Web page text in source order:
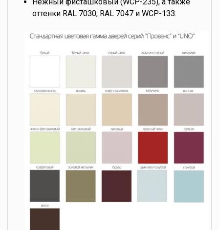
оттенки RAL 7030, RAL 7047 и WCP-133.